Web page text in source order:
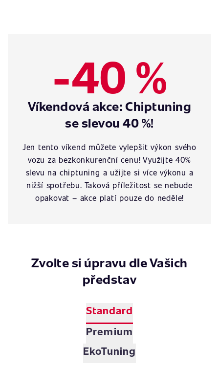
-40 %
Víkendová akce: Chiptuning
se slevou 40 %!
Jen tento víkend můžete vylepšit výkon svého
vozu za bezkonkurenční cenu! Využijte 40%
slevu na chiptuning a užijte si více výkonu a
nižší spotřebu. Taková příležitost se nebude
opakovat – akce platí pouze do neděle!
Zvolte si úpravu dle Vašich
představ
Standard
Premium
EkoTuning